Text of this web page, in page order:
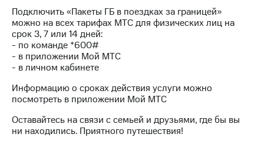
чистый
номер
Выбрать
красивый
номер
Заменить
SIM-
Перейти
Тарифы
Интернет,
ТВ и телефон
для дома
Услуги
Личный
кабинет
Подключить «Пакеты ГБ в поездках за границей»
можно на всех тарифах МТС для физических лиц на
срок 3, 7 или 14 дней:
- по команде *600#
- в приложении Мой МТС
- в личном кабинете
Информацию о сроках действия услуги можно
посмотреть в приложении Мой МТС
Оставайтесь на связи с семьей и друзьями, где бы вы
ни находились. Приятного путешествия!